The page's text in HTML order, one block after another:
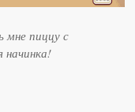
мне пиццу с
начинка!